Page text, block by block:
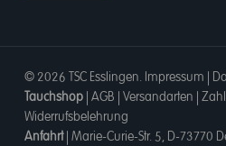
© 2026 TSC Esslingen. Impressum
Tauchshop| AGB Versandarten
Widerrufsbelehrung
Anfahrt| Marie-Curie-Str. 5, D-73770